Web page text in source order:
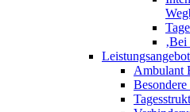
Ambulant